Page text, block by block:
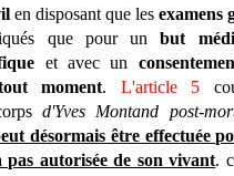
en disposant que les examens
que pour unbut
et avec un
moment. L'article 5
d'Yves Montand post-
désormais être effectuée
autorisée de son vivant.